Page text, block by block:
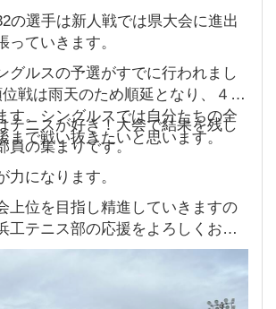
の選手は新人戦では県大会に進出
っていきます。
グルスの予選がすでに行われまし
戦は雨天のため順延となり、４／
す。シングルスでは自分たちの全
まで戦い抜きたいと思います。
テニスが好き！大会で結果を残し
員の集まりです。
力になります。
上位を目指し精進していきますの
工テニス部の応援をよろしくお願